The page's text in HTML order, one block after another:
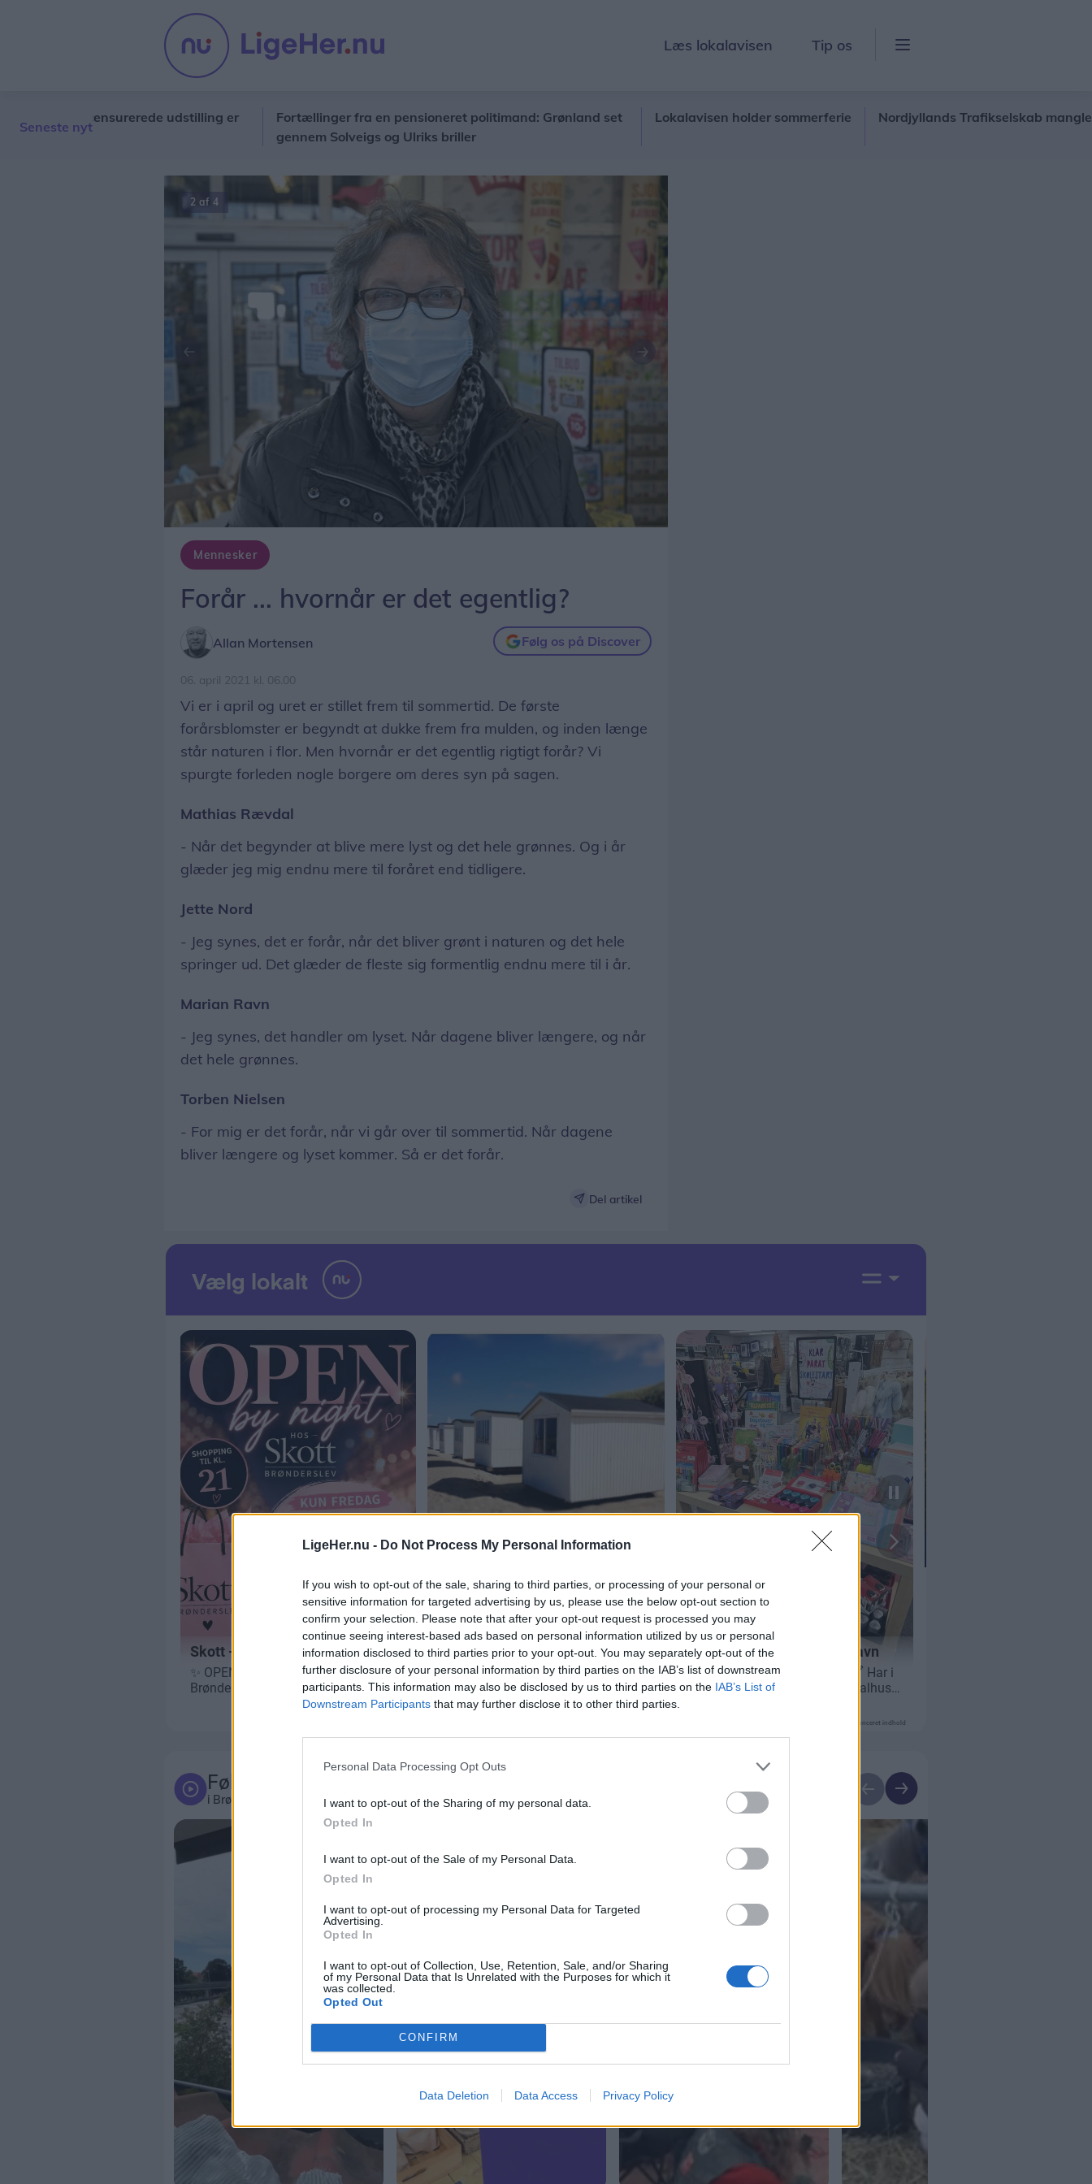
LigeHer.nu - Do Not Process My Personal Information
If you wish to opt-out of the sale, sharing to third parties, or processing of your personal or
sensitive information for targeted advertising by us, please use the below opt-out section to
confirm your selection. Please note that after your opt-out request is processed you may
continue seeing interest-based ads based on personal information utilized by us or personal
information disclosed to third parties prior to your opt-out. You may separately opt-out of the
further disclosure of your personal information by third parties on the IAB’s list of downstream
participants. This information may also be disclosed by us to third parties on the IAB’s List of
Downstream Participants that may further disclose it to other third parties.
Personal Data Processing Opt Outs
I want to opt-out of the Sharing of my personal data.
Opted In
I want to opt-out of the Sale of my Personal Data.
Opted In
I want to opt-out of processing my Personal Data for Targeted
Advertising.
Opted In
I want to opt-out of Collection, Use, Retention, Sale, and/or Sharing
of my Personal Data that Is Unrelated with the Purposes for which it
was collected.
Opted Out
CONFIRM
Data Deletion Data Access Privacy Policy
Læs lokalavisen Tip os
Seneste nyt
censurerede udstilling er
Fortællinger fra en pensioneret politimand: Grønland set
gennem Solveigs og Ulriks briller
Lokalavisen holder sommerferie Nordjyllands Trafikselskab mangler
2 af 4
Forrige Næste
Mennesker
Forår ... hvornår er det egentlig?
Allan Mortensen Følg os på Discover
06. april 2021 kl. 06.00
Vi er i april og uret er stillet frem til sommertid. De første
forårsblomster er begyndt at dukke frem fra mulden, og inden længe
står naturen i flor. Men hvornår er det egentlig rigtigt forår? Vi
spurgte forleden nogle borgere om deres syn på sagen.
Mathias Rævdal
- Når det begynder at blive mere lyst og det hele grønnes. Og i år
glæder jeg mig endnu mere til foråret end tidligere.
Jette Nord
- Jeg synes, det er forår, når det bliver grønt i naturen og det hele
springer ud. Det glæder de fleste sig formentlig endnu mere til i år.
Marian Ravn
- Jeg synes, det handler om lyset. Når dagene bliver længere, og når
det hele grønnes.
Torben Nielsen
- For mig er det forår, når vi går over til sommertid. Når dagene
bliver længere og lyset kommer. Så er det forår.
Del artikel
Annonceret indhold
Følg med
i Brønderslev og omegn